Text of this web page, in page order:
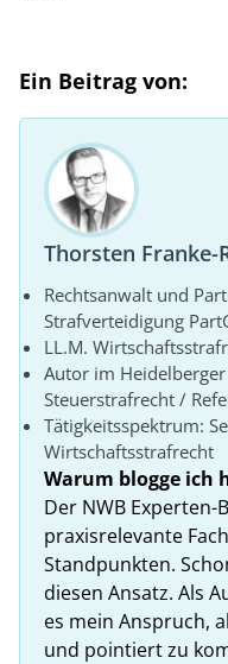
Ein Beitrag von:
Thorsten Franke-
Rechtsanwalt und
Strafverteidigung
LL.M.
Autor im
Steuerstrafrecht /
Tätigkeitsspektrum:
Wirtschaftsstrafrecht
Warum blogge ich
Der NWB
praxisrelevante
Standpunkten.
diesen Ansatz. Als
es mein Anspruch,
und pointiert zu